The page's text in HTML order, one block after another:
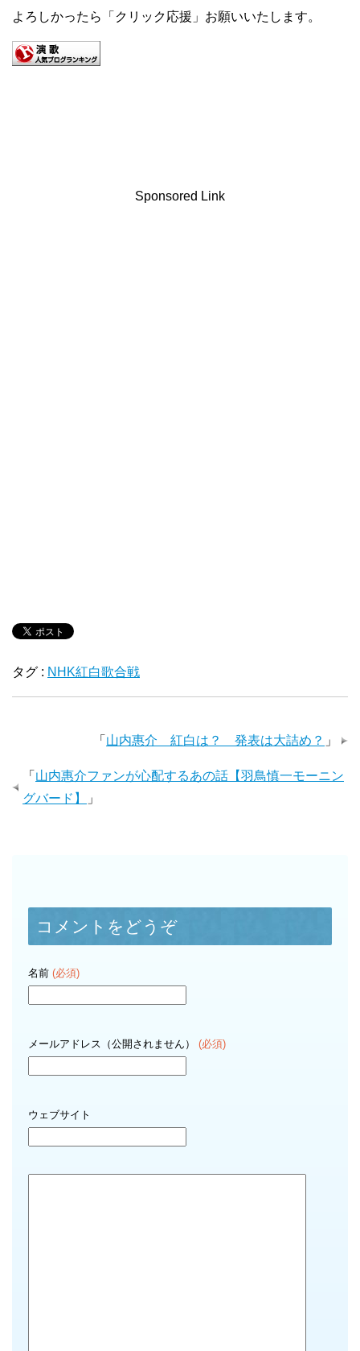
よろしかったら「クリック応援」お願いいたします。
Sponsored Link
タグ : NHK紅白歌合戦
「 山内惠介 紅白は？ 発表は大詰め？ 」
「 山内惠介ファンが心配するあの話【羽鳥慎一モーニン
グバード】
」
コメントをどうぞ
名前 (必須)
メールアドレス（公開されません） (必須)
ウェブサイト